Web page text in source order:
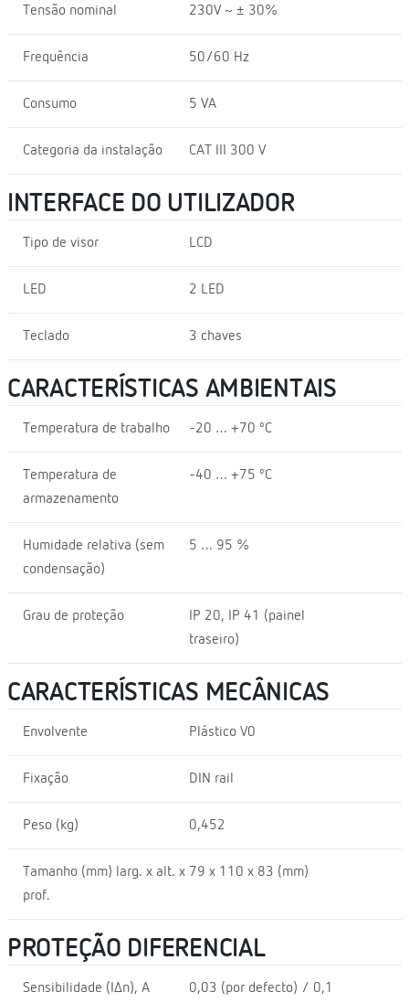
Tensão nominal 230V ~ ± 30%
Frequência 50/60 Hz
Consumo 5 VA
Categoria da instalação CAT III 300 V
INTERFACE DO UTILIZADOR
Tipo de visor LCD
LED 2 LED
Teclado 3 chaves
CARACTERÍSTICAS AMBIENTAIS
Temperatura de trabalho -20 … +70 ºC
Temperatura de
armazenamento
-40 … +75 ºC
Humidade relativa (sem
condensação)
5 … 95 %
Grau de proteção
IP 20, IP 41 (painel
traseiro)
CARACTERÍSTICAS MECÂNICAS
Envolvente Plástico V0
Fixação DIN rail
Peso (kg) 0,452
Tamanho (mm) larg. x alt. x
prof.
79 x 110 x 83 (mm)
PROTEÇÃO DIFERENCIAL
Sensibilidade (I∆n), A
0,03 (por defecto) / 0,1